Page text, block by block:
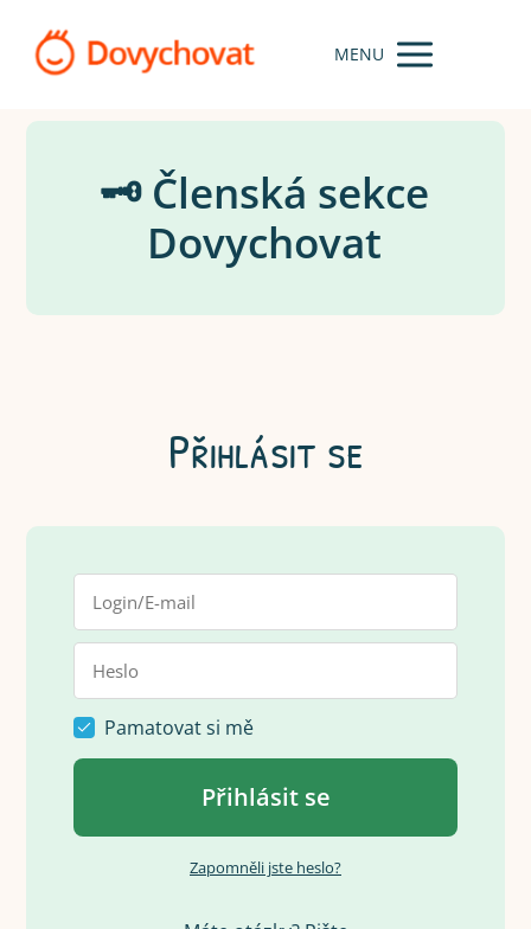
MENU
🗝️ Členská sekce
Dovychovat
Přihlásit se
Pamatovat si mě
Přihlásit se
Zapomněli jste heslo?